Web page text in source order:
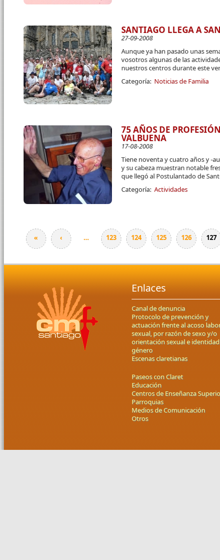
SANTIAGO LLEGA A
27-09-2008
Aunque ya han pasado unas
vosotros algunas de las
nuestros centros durante este
Categoría: Noticias de Familia
75 AÑOS DE
VALBUENA
17-08-2008
Tiene noventa y cuatro años y -
y su cabeza muestran notable
que llegó al Postulantado de
Categoría: Actividades
Páginas
« ‹ … 123 124 125 126 127
Enlaces
Canal de denuncia
Protocolo de prevención y
actuación frente al acoso
sexual, por razón de sexo y/o
orientación sexual e
género
Escenas claretianas
Paseos con Claret
Educación
Centros de Enseñanza
Parroquias
Medios de Comunicación
Otros